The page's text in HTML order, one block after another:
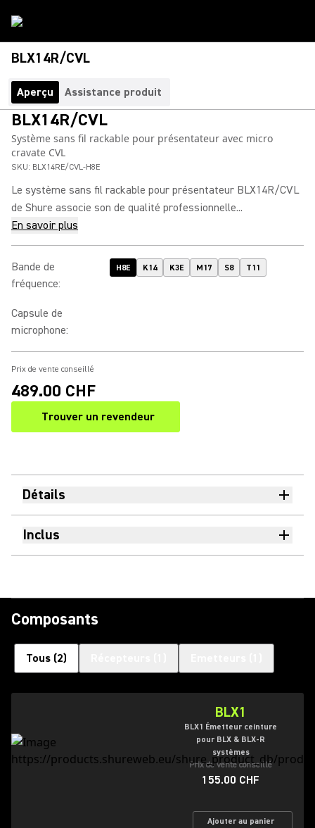
BLX14R/CVL
Aperçu Assistance produit
BLX14R/CVL
Système sans fil rackable pour présentateur avec micro
cravate CVL
SKU: BLX14RE/CVL-H8E
Le système sans fil rackable pour présentateur BLX14R/CVL
de Shure associe son de qualité professionnelle...
En savoir plus
Bande de
fréquence:
H8E K14 K3E M17 S8 T11
Capsule de
microphone:
Prix de vente conseillé
489.00 CHF
Trouver un revendeur
(Opens in a new tab)
Détails
Inclus
Composants
Tous (2)
BLX1
BLX1 Émetteur ceinture
pour BLX & BLX-R
systèmes
Prix de vente conseillé
155.00 CHF
Ajouter au panier